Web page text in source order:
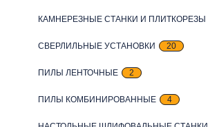
КАМНЕРЕЗНЫЕ СТАНКИ И ПЛИТКОРЕЗЫ
СВЕРЛИЛЬНЫЕ УСТАНОВКИ 20
ПИЛЫ ЛЕНТОЧНЫЕ 2
ПИЛЫ КОМБИНИРОВАННЫЕ 4